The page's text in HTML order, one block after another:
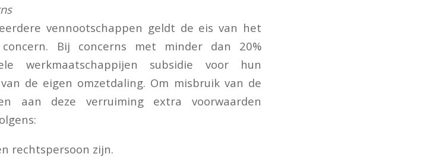
vennootschappen geldt de eis van het
Bij concerns met minder dan 20%
werkmaatschappijen subsidie voor hun
de eigen omzetdaling. Om misbruik van de
aan deze verruiming extra voorwaarden
rechtspersoon zijn.